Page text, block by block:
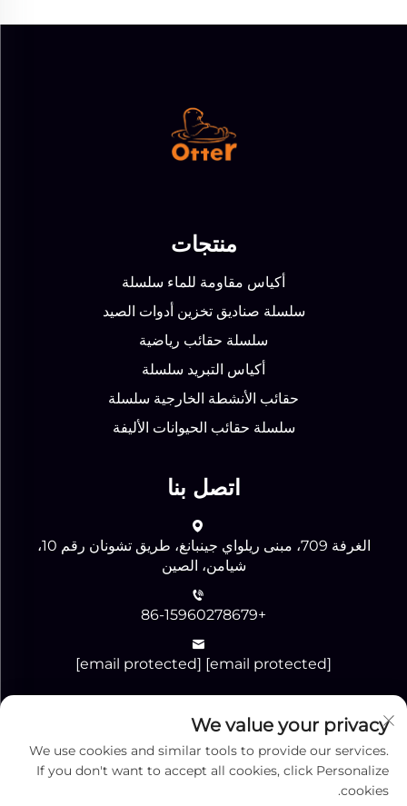
منتجات
أكياس مقاومة للماء سلسلة
سلسلة صناديق تخزين أدوات الصيد
سلسلة حقائب رياضية
أكياس التبريد سلسلة
حقائب الأنشطة الخارجية سلسلة
سلسلة حقائب الحيوانات الأليفة
اتصل بنا
الغرفة 709، مبنى ريلواي جينبانغ، طريق تشونان رقم 10،
شيامن، الصين
+86-15960278679
[email protected]
[email protected]
إرسال
We value your privacy
We use cookies and similar tools to provide our services.
If you don't want to accept all cookies, click Personalize
cookies.